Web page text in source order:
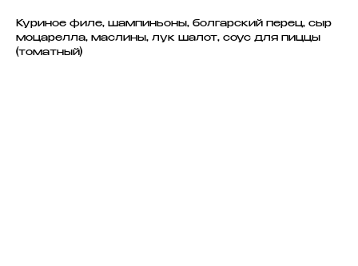
Куриное филе, шампиньоны, болгарский перец, сыр
моцарелла, маслины, лук шалот, соус для пиццы
(томатный)